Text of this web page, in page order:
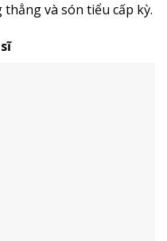
và són tiểu cấp kỳ.